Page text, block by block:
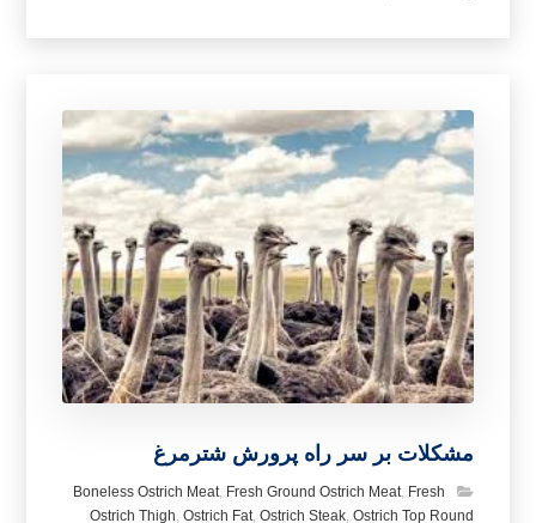
مشکلات بر سر راه پرورش شترمرغ
Boneless Ostrich Meat, Fresh Ground Ostrich Meat, Fresh
Ostrich Thigh Ostrich Fat, Ostrich Steak, Ostrich Top Round